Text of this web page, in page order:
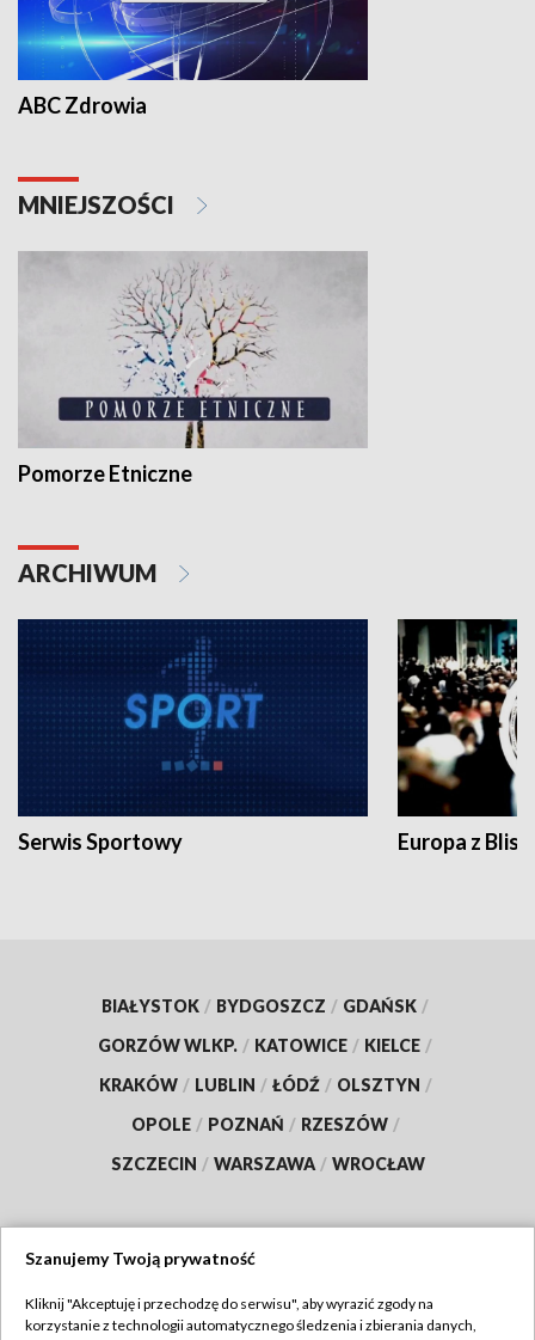
ABC Zdrowia
MNIEJSZOŚCI
Pomorze Etniczne
ARCHIWUM
Serwis Sportowy Europa z
BIAŁYSTOK / BYDGOSZCZ / GDAŃSK /
GORZÓW WLKP. / KATOWICE / KIELCE /
KRAKÓW / LUBLIN / ŁÓDŹ / OLSZTYN /
OPOLE / POZNAŃ / RZESZÓW /
SZCZECIN / WARSZAWA / WROCŁAW
TVP
Szanujemy Twoją prywatność
Kliknij "Akceptuję i przechodzę do serwisu", aby wyrazić zgody na
korzystanie z technologii automatycznego śledzenia i zbierania danych,